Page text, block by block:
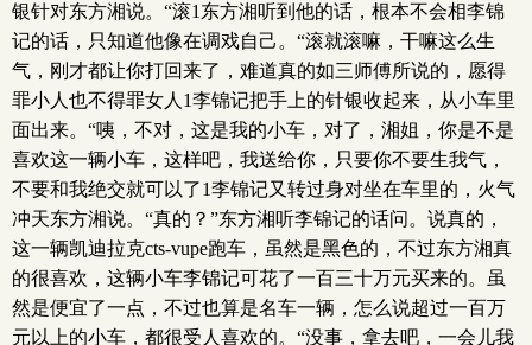
银针对东方湘说。“滚1东方湘听到他的话，根本不会相李锦
记的话，只知道他像在调戏自己。“滚就滚嘛，干嘛这么生
气，刚才都让你打回来了，难道真的如三师傅所说的，愿得
罪小人也不得罪女人1李锦记把手上的针银收起来，从小车里
面出来。“咦，不对，这是我的小车，对了，湘姐，你是不是
喜欢这一辆小车，这样吧，我送给你，只要你不要生我气，
不要和我绝交就可以了1李锦记又转过身对坐在车里的，火气
冲天东方湘说。“真的？”东方湘听李锦记的话问。说真的，
这一辆凯迪拉克cts-vupe跑车，虽然是黑色的，不过东方湘真
的很喜欢，这辆小车李锦记可花了一百三十万元买来的。虽
然是便宜了一点，不过也算是名车一辆，怎么说超过一百万
元以上的小车，都很受人喜欢的。“没事，拿去吧，一会儿我